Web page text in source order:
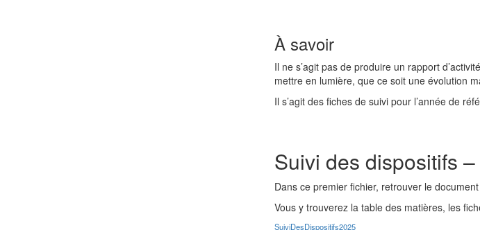
À savoir
Il ne s’agit pas de produire un rapport
mettre en lumière, que ce soit une évolution
Il s’agit des fiches de suivi pour l’année de
Suivi des dispositifs
Dans ce premier fichier, retrouver le
Vous y trouverez la table des matières, les
SuiviDesDispositifs2025